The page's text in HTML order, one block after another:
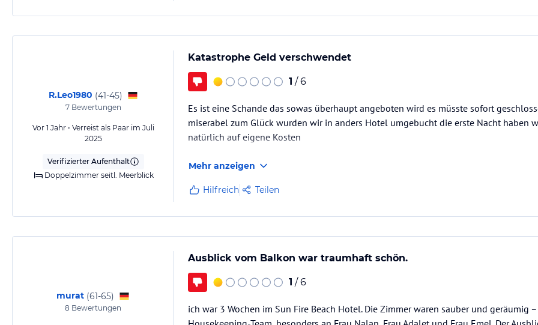
R.Leo1980 (41-45)
7Bewertungen
Vor 1 Jahr • Verreist als Paar im Juli
2025
Verifizierter Aufenthalt
Doppelzimmer seitl. Meerblick
Katastrophe Geld verschwendet
1 / 6
Es ist eine Schande das sowas überhaupt angeboten wird es müsste sofort
miserabel zum Glück wurden wir in anders Hotel umgebucht die erste Nacht haben
natürlich auf eigene Kosten
Mehr anzeigen
Hilfreich Teilen
murat (61-65)
8 Bewertungen
Ausblick vom Balkon war traumhaft schön.
1 / 6
ich war 3 Wochen im Sun Fire Beach Hotel. Die Zimmer waren sauber und geräumig